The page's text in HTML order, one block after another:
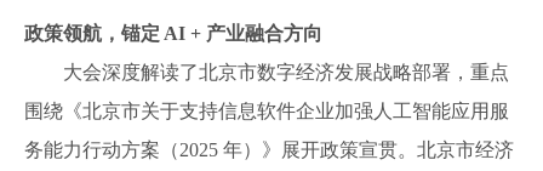
政策领航，锚定 AI + 产业融合方向
大会深度解读了北京市数字经济发展战略部署，重点
围绕《北京市关于支持信息软件企业加强人工智能应用服
务能力行动方案（2025 年）》展开政策宣贯。北京市经济